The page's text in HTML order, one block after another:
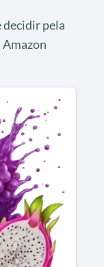
decidir pela
Amazon